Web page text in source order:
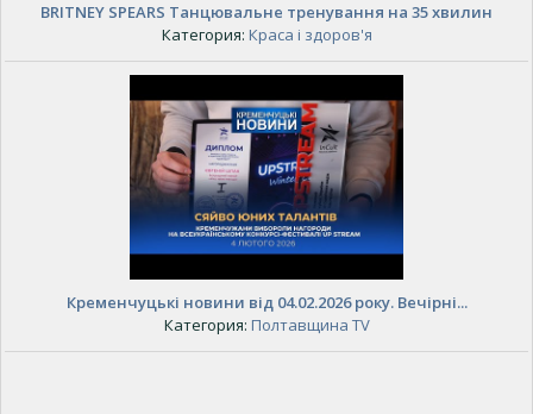
BRITNEY SPEARS Танцювальне тренування на 35 хвилин
Категория: Краса і здоров'я
Кременчуцькі новини від 04.02.2026 року. Вечірні...
Категория: Полтавщина TV